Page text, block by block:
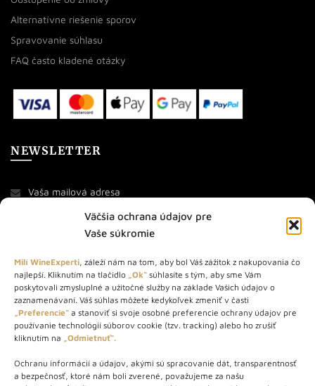
Väčšia ochrana údajov pre
Vaše súkromie
Milí WineExperti, záleží nám na tom, aby bol Váš zážitok z nakupovania čo
najlepší. Kliknutím na tlačidlo „Ok“ súhlasíte s tým, aby sme Vám
poskytovali zmysluplné a užitočné služby na základe Vašich údajov o
zaznamenávaní. Váš súhlas môžete kedykoľvek zmeniť v časti
„Preferencie“ a stanoviť si svoje osobné preferencie ochrany údajov pre
používanie technológií súborov cookie (tzv. tracking) alebo ho zrušiť
kliknutím na „Odmietnuť“.
Ochranu informácií a údajov, akými sú spracovanie dát, transparentnosť
a bezpečnosť, ktoré nám boli zverené, považujeme za našu
Alternatívne riešenie sporov
Spravovanie súhlasu
FAQ často kladené otázky
NEWSLETTER
O NÁS
STORE – obchod s vínom a destilátmi od roku 2010. Na našej
webovej stránke predávame viac ako 1000+ značkových
produktov.
Info tel.: +421 917 779 888